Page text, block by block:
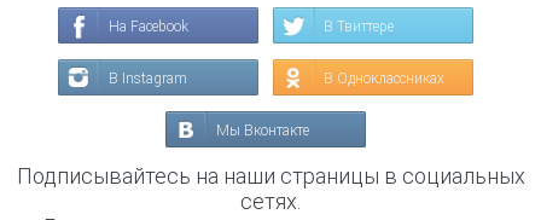
На Facebook В Твиттере
В Instagram В Одноклассниках
Мы Вконтакте
Подписывайтесь на наши страницы в социальных
сетях.